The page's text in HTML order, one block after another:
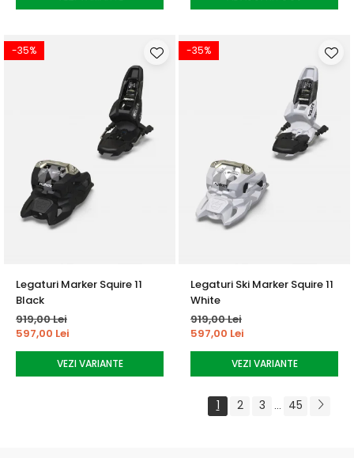
-35%
Legaturi Marker Squire 11
Black
919,00 Lei
597,00 Lei
VEZI VARIANTE
-35%
Legaturi Ski Marker Squire 11
White
919,00 Lei
597,00 Lei
VEZI VARIANTE
1 2 3 ... 45